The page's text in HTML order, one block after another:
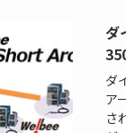
ダ
ダ
ア
さ